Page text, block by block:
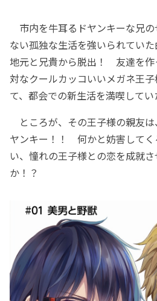
市内を牛耳るドヤンキーな兄
ない孤独な生活を強いられてい
地元と兄貴から脱出！ 友達を作
対なクールカッコいいメガネ王
て、都会での新生活を満喫してい
ところが、その王子様の親友
ヤンキー！！ 何かと妨害してく
い、憧れの王子様との恋を成就
か！？